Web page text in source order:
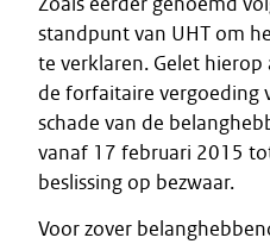
standpunt van UHT om
te verklaren. Gelet
de forfaitaire vergoeding
schade van de
vanaf 17 februari 2015
beslissing op bezwaar.
Voor zover